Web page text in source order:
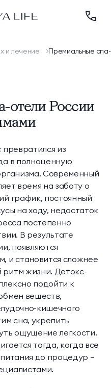
и лечение Премиальные
отели России
из
в полноценную
Современный
время на заботу о
график, постоянный
на ходу, недостаток
постепенно
В результате
появляются
и становится сложнее
жизни. Детокс-
подойти к
веществ,
кишечного
сна, укрепить
ощущение легкости.
тогда, когда все
до процедур —
Комплексная
диагностика
Экспресс-программы
Люкс Элегант
Семейный люкс
Делюкс
Коннект Делюкс
Супериор Люкс
SPA-апартаменты